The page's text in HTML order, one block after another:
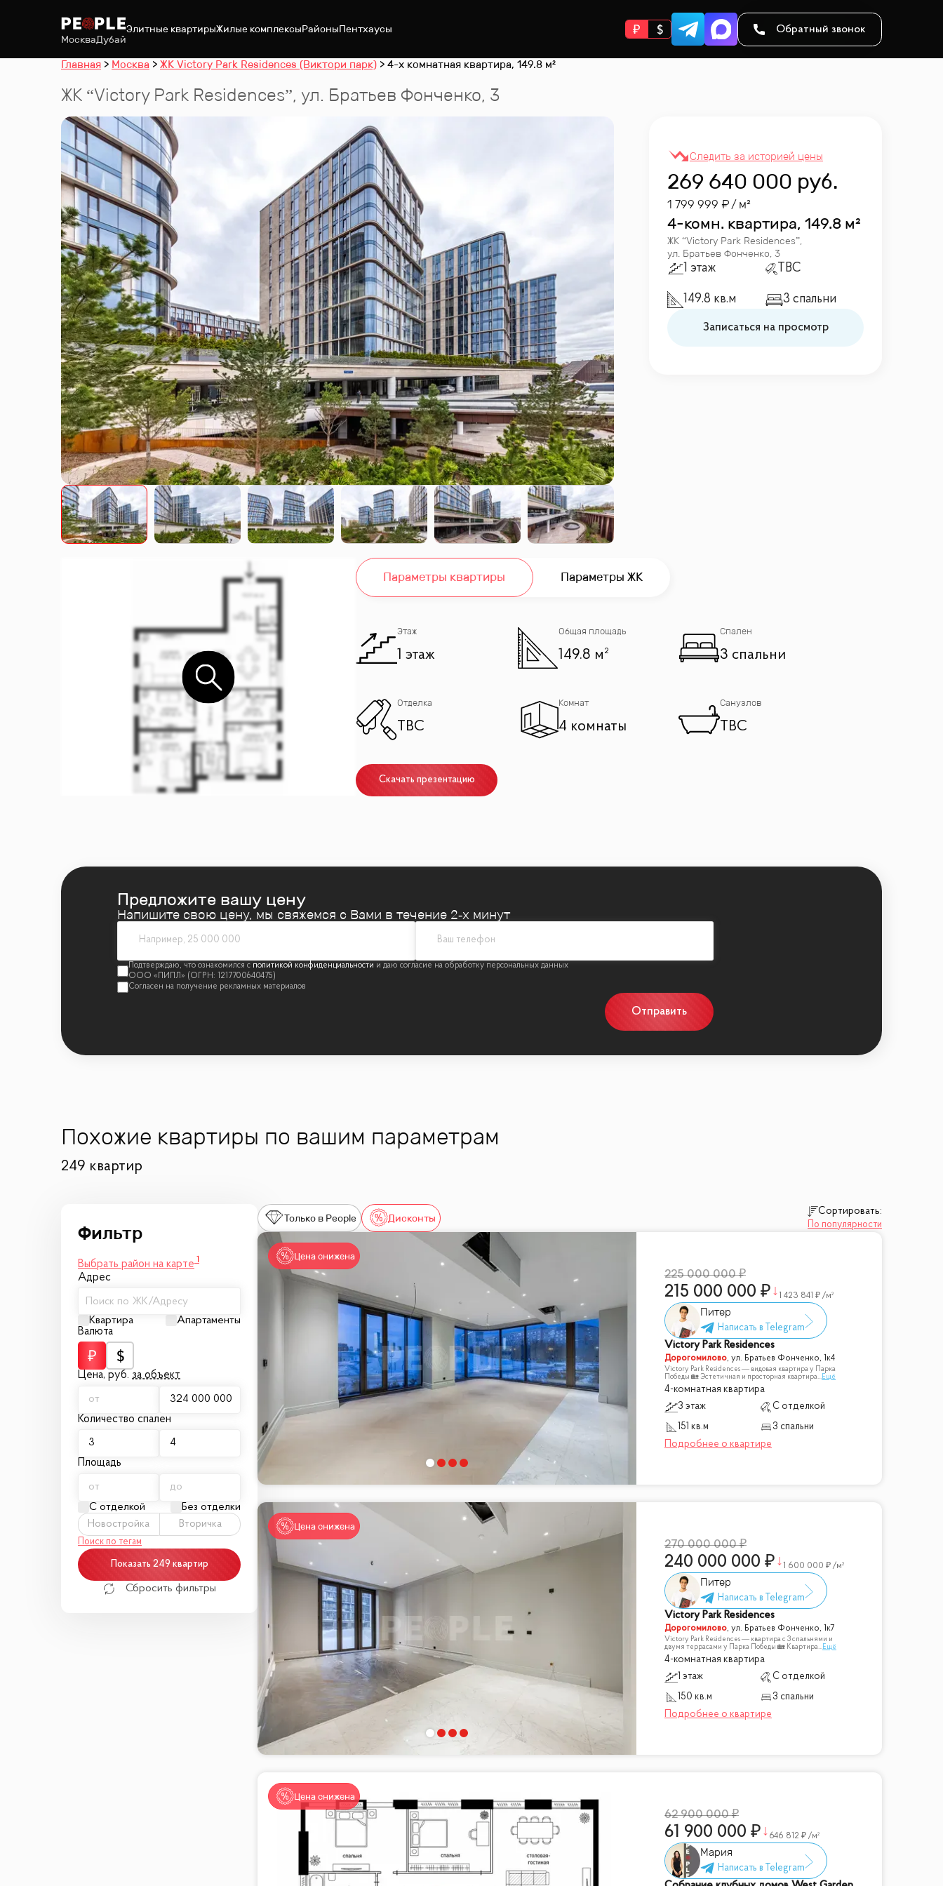
МоскваДубай
Элитные квартирыЖилые комплексыРайоныПентхаусы Обратный звонок
Главная Москва ЖК Victory Park Residences (Виктори парк) 4-х комнатная квартира, 149.8 м²
ЖК “Victory Park Residences”, ул. Братьев Фонченко, 3
269 640 000 руб.
1 799 999 / м²
4-комн. квартира, 149.8 м²
ЖК “Victory Park Residences”,
ул. Братьев Фонченко, 3
1 этаж TBC
149.8 кв.м 3 спальни
Записаться на просмотр
Параметры квартиры Параметры ЖК
Этаж
1 этаж
Общая площадь
149.8 м²
Спален
3 спальни
Отделка
TBC
Комнат
4 комнаты
Санузлов
TBC
Скачать презентацию
Предложите вашу цену
Напишите свою цену, мы свяжемся с Вами в течение 2‑х минут
политикой конфиденциальности
Отправить
Похожие квартиры по вашим параметрам
249 квартир
Выбрать район на карте
Адрес
Поиск по ЖК/Адресу
Квартира
Апартаменты
Валюта
Цена, руб. за объект
Количество спален
Площадь
С отделкой Без отделки
Новостройка Вторичка
Поиск по тегам
Показать 249 квартир
Сбросить фильтры
Только в People Дисконты
Сортировать:
По популярности
Цена снижена
225 000 000
215 000 000 1 423 841 /м²
Питер
Victory Park Residences
Дорогомилово, ул. Братьев Фонченко, 1к4
Victory Park Residences — видовая квартира у Парка
Победы 🏡 Эстетичная и просторная квартира...Ещё
4-комнатная квартира
3 этаж
С отделкой
151 кв.м
3 спальни
Цена снижена
270 000 000
240 000 000 1 600 000 /м²
Питер
Victory Park Residences
Дорогомилово, ул. Братьев Фонченко, 1к7
Victory Park Residences — квартира с 3 спальнями и
двумя террасами у Парка Победы 🏡 Квартира...Ещё
4-комнатная квартира
1 этаж
С отделкой
150 кв.м
3 спальни
Цена снижена
62 900 000
61 900 000 646 812 /м²
Мария